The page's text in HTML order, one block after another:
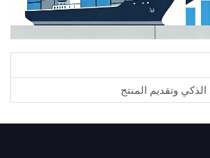
الذكي وتقديم المنتج